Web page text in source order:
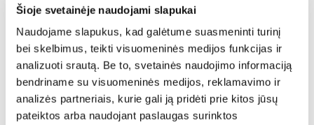
Šioje svetainėje naudojami slapukai
Naudojame slapukus, kad galėtume suasmeninti turinį
bei skelbimus, teikti visuomeninės medijos funkcijas ir
analizuoti srautą. Be to, svetainės naudojimo informaciją
bendriname su visuomeninės medijos, reklamavimo ir
analizės partneriais, kurie gali ją pridėti prie kitos jūsų
pateiktos arba naudojant paslaugas surinktos
UNIVERSALUS VALIKLIS IPA,
500ML
Peržiūrėti
UNIVERSALUS VALIKLIS
KRAFTREINIGER, 600ML
Peržiūrėti